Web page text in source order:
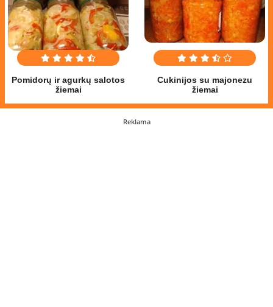
Pomidorų ir agurkų salotos
žiemai
Cukinijos su majonezu
žiemai
Reklama